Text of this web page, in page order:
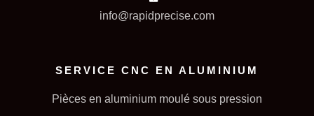
info@rapidprecise.com
SERVICE CNC EN ALUMINIUM
Pièces en aluminium moulé sous pression